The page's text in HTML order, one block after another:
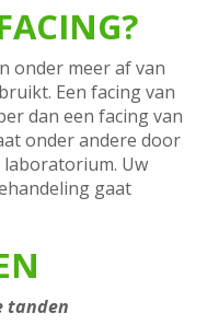
onder meer af van
Een facing van
dan een facing van
onder andere door
Uw
gaat
tanden